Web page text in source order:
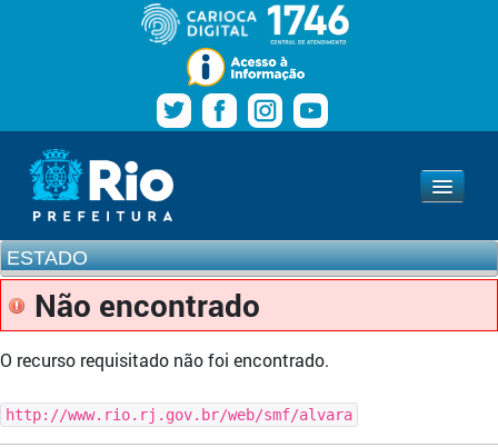
Pular para o conteúdo
Navegação
www.rio.rj.gov.br
Estado
ESTADO
Não encontrado
O recurso requisitado não foi encontrado.
http://www.rio.rj.gov.br/web/smf/alvara